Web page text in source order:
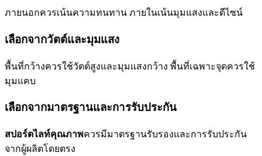
ภายนอกควรเน้นความทนทาน ภายในเน้นมุมแสงและดีไซน์
เลือกจากวัตต์และมุมแสง
พื้นที่กว้างควรใช้วัตต์สูงและมุมแสงกว้าง พื้นที่เฉพาะจุดควรใช้
มุมแคบ
เลือกจากมาตรฐานและการรับประกัน
สปอร์ตไลท์คุณภาพควรมีมาตรฐานรับรองและการรับประกัน
จากผู้ผลิตโดยตรง